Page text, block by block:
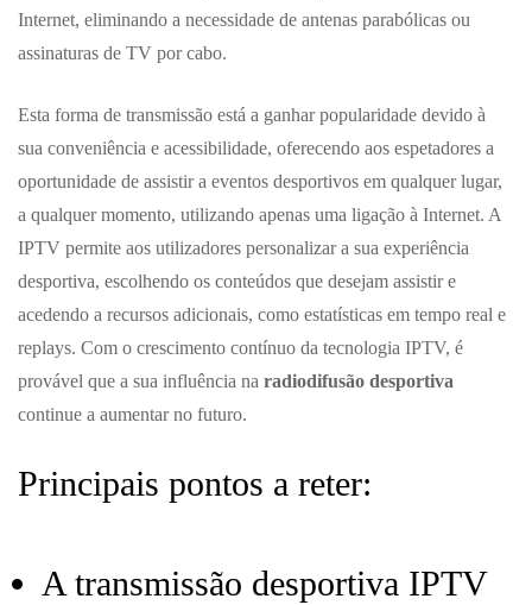
Internet, eliminando a necessidade de antenas parabólicas ou
assinaturas de TV por cabo.
Esta forma de transmissão está a ganhar popularidade devido à
sua conveniência e acessibilidade, oferecendo aos espetadores a
oportunidade de assistir a eventos desportivos em qualquer lugar,
a qualquer momento, utilizando apenas uma ligação à Internet. A
IPTV permite aos utilizadores personalizar a sua experiência
desportiva, escolhendo os conteúdos que desejam assistir e
acedendo a recursos adicionais, como estatísticas em tempo real e
replays. Com o crescimento contínuo da tecnologia IPTV, é
provável que a sua influência na radiodifusão desportiva
continue a aumentar no futuro.
Principais pontos a reter:
A transmissão desportiva IPTV